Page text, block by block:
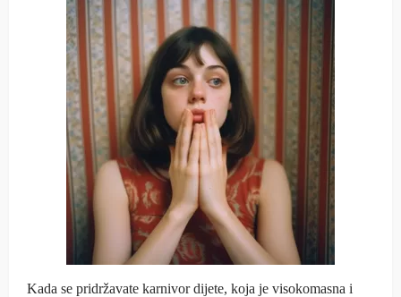
Kada se pridržavate karnivor dijete, koja je visokomasna i